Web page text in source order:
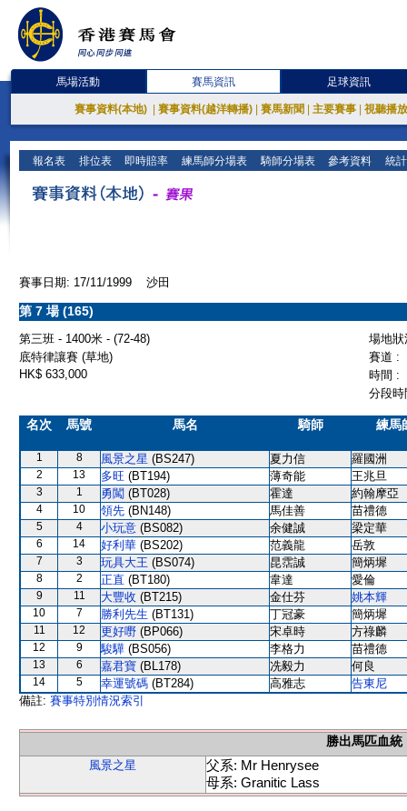
馬場活動 賽馬資訊 足球資訊
賽事資料(本地) 賽事資料(越洋轉播) 賽馬新聞 主要賽事 視聽播
報名表 排位表 即時賠率 練馬師分場表 騎師分場表 參考資料 統
賽事日期: 17/11/1999 沙田
第 7 場 (165)
第三班 - 1400米 - (72-48)
場地
底特律讓賽 (草地)
賽道 :
HK$ 633,000
時間 :
分段
名次 馬號 馬名 騎師 練馬
1 8 風景之星 (BS247) 夏力信 羅國洲
2 13 多旺 (BT194) 薄奇能 王兆旦
3 1 勇闖 (BT028) 霍達 約翰摩亞
4 10 領先 (BN148) 馬佳善 苗禮德
5 4 小玩意 (BS082) 余健誠 梁定華
6 14 好利華 (BS202) 范義龍 岳敦
7 3 玩具大王 (BS074) 昆霑誠 簡炳墀
8 2 正直 (BT180) 韋達 愛倫
9 11 大豐收 (BT215) 金仕芬 姚本輝
10 7 勝利先生 (BT131) 丁冠豪 簡炳墀
11 12 更好嘢 (BP066) 宋卓時 方祿麟
12 9 駿驊 (BS056) 李格力 苗禮德
13 6 嘉君寶 (BL178) 冼毅力 何良
14 5 幸運號碼 (BT284) 高雅志
告東尼
備註: 賽事特別情況索引
勝出馬匹血統
風景之星
父系: Mr Henrysee
母系: Granitic Lass